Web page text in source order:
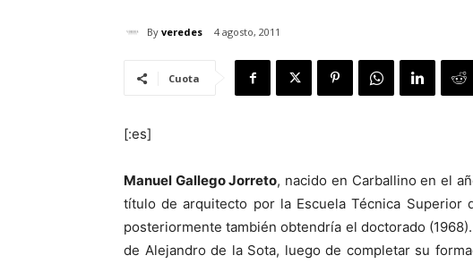
By veredes 4 agosto, 2011
Cuota
[:es]
Manuel Gallego Jorreto, nacido en Carballino en el
título de arquitecto por la Escuela Técnica Superior
posteriormente también obtendría el doctorado
de Alejandro de la Sota, luego de completar su